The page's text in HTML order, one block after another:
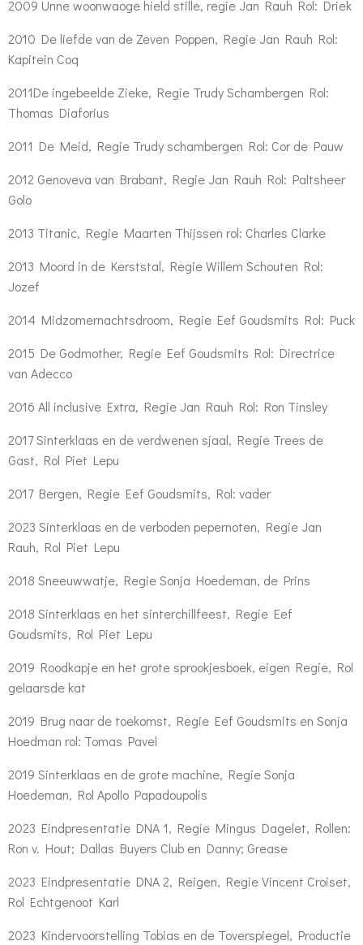
2009 Unne woonwaoge hield stille, regie Jan Rauh Rol: Driek
2010 De liefde van de Zeven Poppen, Regie Jan Rauh Rol:
Kapitein Coq
2011De ingebeelde Zieke, Regie Trudy Schambergen Rol:
Thomas Diaforius
2011 De Meid, Regie Trudy schambergen Rol: Cor de Pauw
2012 Genoveva van Brabant, Regie Jan Rauh Rol: Paltsheer
Golo
2013 Titanic, Regie Maarten Thijssen rol: Charles Clarke
2013 Moord in de Kerststal, Regie Willem Schouten Rol:
Jozef
2014 Midzomernachtsdroom, Regie Eef Goudsmits Rol: Puck
2015 De Godmother, Regie Eef Goudsmits Rol: Directrice
van Adecco
2016 All inclusive Extra, Regie Jan Rauh Rol: Ron Tinsley
2017 Sinterklaas en de verdwenen sjaal, Regie Trees de
Gast, Rol Piet Lepu
2017 Bergen, Regie Eef Goudsmits, Rol: vader
2023 Sinterklaas en de verboden pepernoten, Regie Jan
Rauh, Rol Piet Lepu
2018 Sneeuwwatje, Regie Sonja Hoedeman, de Prins
2018 Sinterklaas en het sinterchillfeest, Regie Eef
Goudsmits, Rol Piet Lepu
2019 Roodkapje en het grote sprookjesboek, eigen Regie, Rol
gelaarsde kat
2019 Brug naar de toekomst, Regie Eef Goudsmits en Sonja
Hoedman rol: Tomas Pavel
2019 Sinterklaas en de grote machine, Regie Sonja
Hoedeman, Rol Apollo Papadoupolis
2023 Eindpresentatie DNA 1, Regie Mingus Dagelet, Rollen:
Ron v. Hout; Dallas Buyers Club en Danny; Grease
2023 Eindpresentatie DNA 2, Reigen, Regie Vincent Croiset,
Rol Echtgenoot Karl
2023 Kindervoorstelling Tobias en de Toverspiegel, Productie